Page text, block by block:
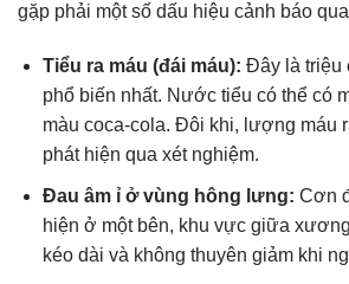
gặp phải một số dấu hiệu cảnh báo
Tiểu ra máu (đái máu): Đây là triệu
phổ biến nhất. Nước tiểu có thể có
màu coca-cola. Đôi khi, lượng máu
phát hiện qua xét nghiệm.
Đau âm ỉ ở vùng hông lưng: Cơn
hiện ở một bên, khu vực giữa
kéo dài và không thuyên giảm khi